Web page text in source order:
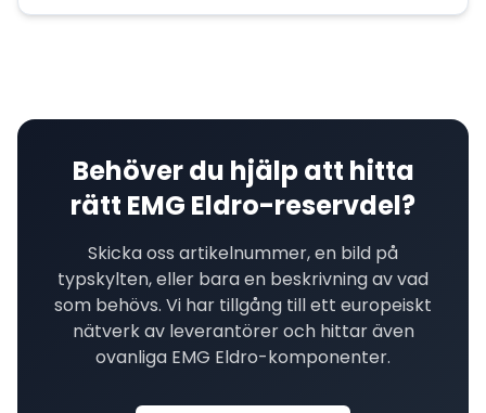
Behöver du hjälp att hitta
rätt EMG Eldro-reservdel?
Skicka oss artikelnummer, en bild på
typskylten, eller bara en beskrivning av vad
som behövs. Vi har tillgång till ett europeiskt
nätverk av leverantörer och hittar även
ovanliga EMG Eldro-komponenter.